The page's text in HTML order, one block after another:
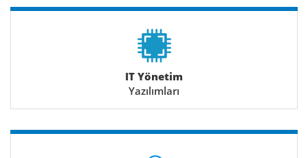
IT Yönetim
Yazılımları